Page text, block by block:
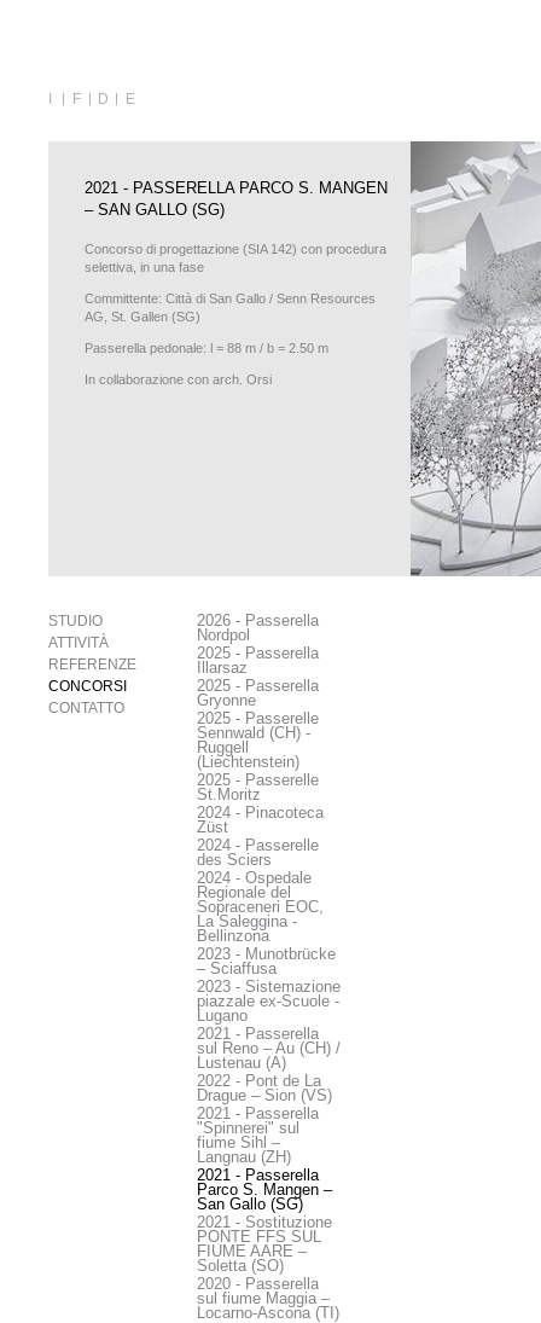
STUDIO
ATTIVITÀ
REFERENZE
CONCORSI
CONTATTO
2026 - Passerella
Nordpol
2025 - Passerella
Illarsaz
2025 - Passerella
Gryonne
2025 - Passerelle
Sennwald (CH) -
Ruggell
(Liechtenstein)
2025 - Passerelle
St.Moritz
2024 - Pinacoteca
Züst
2024 - Passerelle
des Sciers
2024 - Ospedale
Regionale del
Sopraceneri EOC,
La Saleggina -
Bellinzona
2023 - Munotbrücke
– Sciaffusa
2023 - Sistemazione
piazzale ex-Scuole -
Lugano
2021 - Passerella
sul Reno – Au (CH) /
Lustenau (A)
2022 - Pont de La
Drague – Sion (VS)
2021 - Passerella
"Spinnerei" sul
fiume Sihl –
Langnau (ZH)
2021 - Passerella
Parco S. Mangen –
San Gallo (SG)
2021 - Sostituzione
PONTE FFS SUL
FIUME AARE –
Soletta (SO)
2020 - Passerella
sul fiume Maggia –
Locarno-Ascona (TI)
I F D E
2021 - PASSERELLA PARCO S. MANGEN
– SAN GALLO (SG)
Concorso di progettazione (SIA 142) con procedura
selettiva, in una fase
Committente: Città di San Gallo / Senn Resources
AG, St. Gallen (SG)
Passerella pedonale: l = 88 m / b = 2.50 m
In collaborazione con arch. Orsi